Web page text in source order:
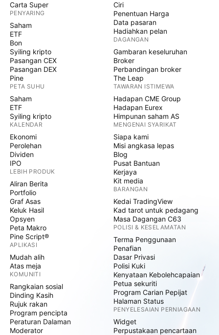
Carta Super
PENYARING
Saham
ETF
Bon
Syiling kripto
Pasangan CEX
Pasangan DEX
Pine
PETA SUHU
Saham
ETF
Syiling kripto
KALENDAR
Ekonomi
Perolehan
Dividen
IPO
LEBIH PRODUK
Aliran Berita
Portfolio
Graf Asas
Keluk Hasil
Opsyen
Peta Makro
Pine Script®
APLIKASI
Mudah alih
Atas meja
KOMUNITI
Rangkaian sosial
Dinding Kasih
Rujuk rakan
Program pencipta
Peraturan Dalaman
Moderator
Ciri
Penentuan Harga
Data pasaran
Hadiahkan pelan
DAGANGAN
Gambaran keseluruhan
Broker
Perbandingan broker
The Leap
TAWARAN ISTIMEWA
Hadapan CME Group
Hadapan Eurex
Himpunan saham AS
MENGENAI SYARIKAT
Siapa kami
Misi angkasa lepas
Blog
Pusat Bantuan
Kerjaya
Kit media
BARANGAN
Kedai TradingView
Kad tarot untuk pedagang
Masa Dagangan C63
POLISI & KESELAMATAN
Terma Penggunaan
Penafian
Dasar Privasi
Polisi Kuki
Kenyataan Kebolehcapaian
Petua sekuriti
Program Carian Pepijat
Halaman Status
PENYELESAIAN PERNIAGAAN
Widget
Perpustakaan pencartaan